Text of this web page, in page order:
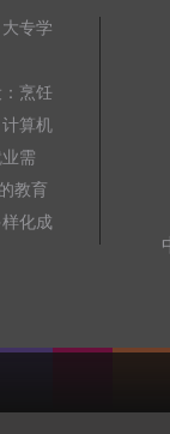
专学
烹饪
算机
需
教育
化成